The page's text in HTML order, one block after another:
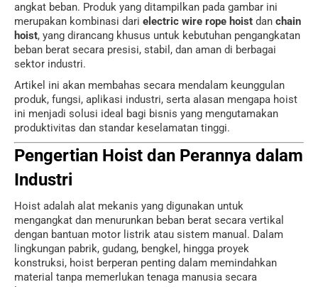
angkat beban. Produk yang ditampilkan pada gambar ini
merupakan kombinasi dari electric wire rope hoist dan chain
hoist, yang dirancang khusus untuk kebutuhan pengangkatan
beban berat secara presisi, stabil, dan aman di berbagai
sektor industri.
Artikel ini akan membahas secara mendalam keunggulan
produk, fungsi, aplikasi industri, serta alasan mengapa hoist
ini menjadi solusi ideal bagi bisnis yang mengutamakan
produktivitas dan standar keselamatan tinggi.
Pengertian Hoist dan Perannya dalam
Industri
Hoist adalah alat mekanis yang digunakan untuk
mengangkat dan menurunkan beban berat secara vertikal
dengan bantuan motor listrik atau sistem manual. Dalam
lingkungan pabrik, gudang, bengkel, hingga proyek
konstruksi, hoist berperan penting dalam memindahkan
material tanpa memerlukan tenaga manusia secara